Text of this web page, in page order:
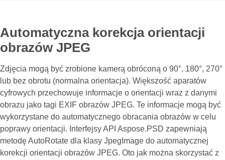
Automatyczna korekcja orientacji
obrazów JPEG
Zdjęcia mogą być zrobione kamerą obróconą o 90°, 180°, 270°
lub bez obrotu (normalna orientacja). Większość aparatów
cyfrowych przechowuje informacje o orientacji wraz z danymi
obrazu jako tagi EXIF obrazów JPEG. Te informacje mogą być
wykorzystane do automatycznego obracania obrazów w celu
poprawy orientacji. Interfejsy API Aspose.PSD zapewniają
metodę AutoRotate dla klasy JpegImage do automatycznej
korekcji orientacji obrazów JPEG. Oto jak można skorzystać z